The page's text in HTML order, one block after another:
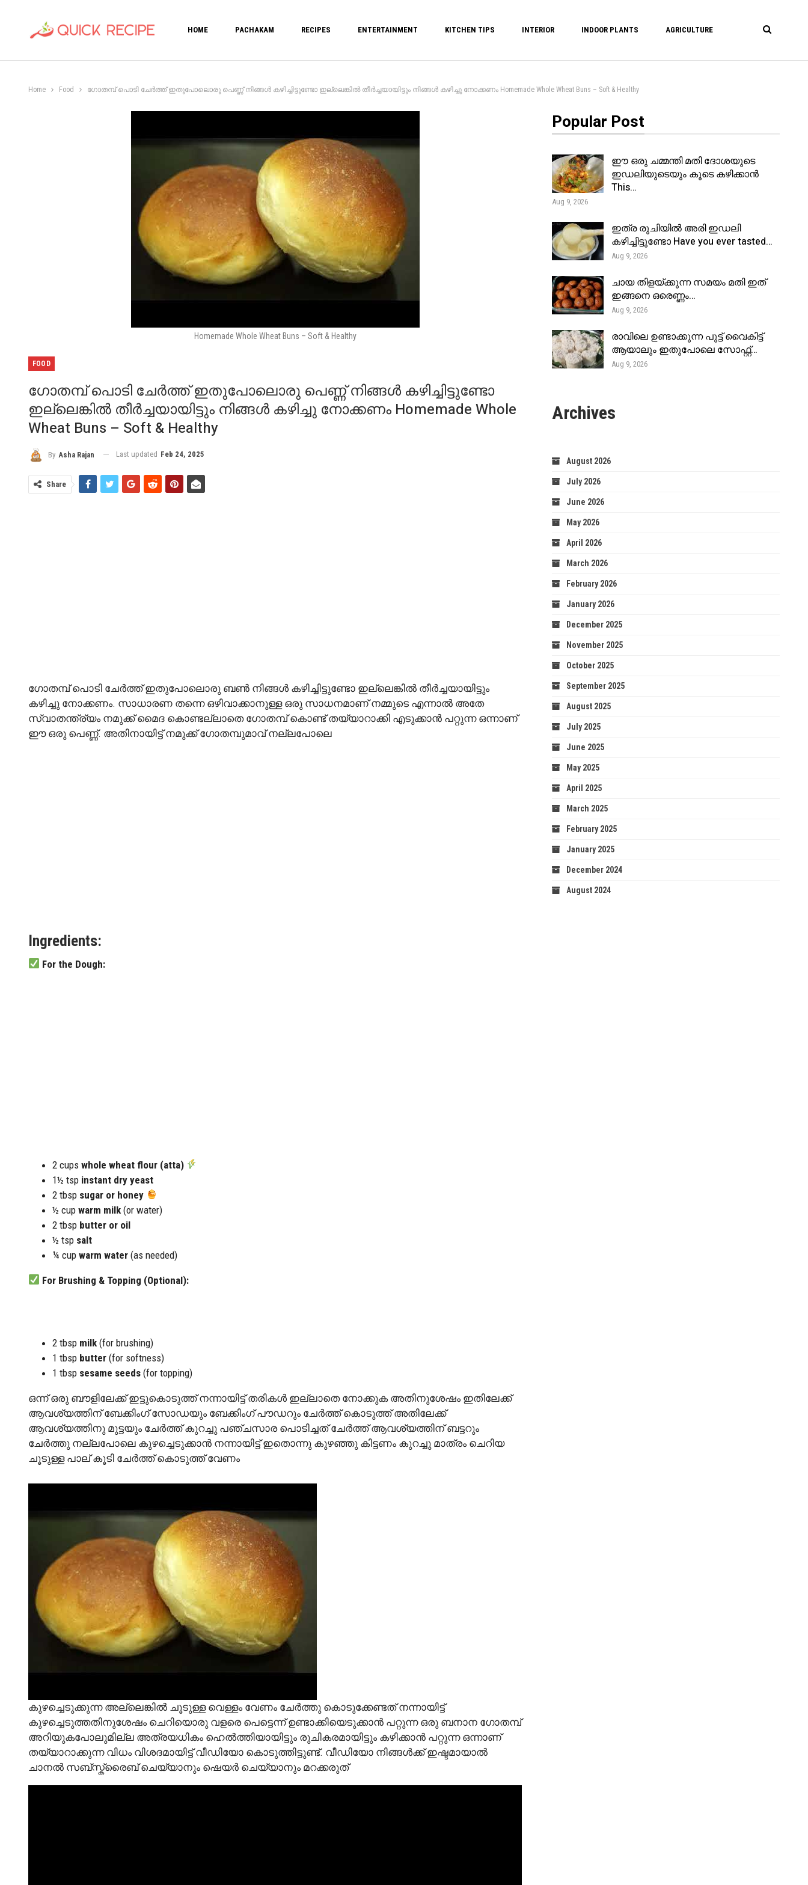
HOME PACHAKAM RECIPES ENTERTAINMENT KITCHEN TIPS INTERIOR INDOOR PLANTS AGRICULTURE
Home Food ഗോതമ്പ് പൊടി ചേർത്ത് ഇതുപോലൊരു പെണ്ണ് നിങ്ങൾ കഴിച്ചിട്ടുണ്ടോ ഇല്ലെങ്കിൽ തീർച്ചയായിട്ടും നിങ്ങൾ കഴിച്ചു നോക്കണം Homemade Whole Wheat Buns – Soft & Healthy
Homemade Whole Wheat Buns – Soft & Healthy
FOOD
ഗോതമ്പ് പൊടി ചേർത്ത് ഇതുപോലൊരു പെണ്ണ് നിങ്ങൾ കഴിച്ചിട്ടുണ്ടോ
ഇല്ലെങ്കിൽ തീർച്ചയായിട്ടും നിങ്ങൾ കഴിച്ചു നോക്കണം Homemade Whole
Wheat Buns – Soft & Healthy
By Asha Rajan Last updated Feb 24, 2025
Share
ഗോതമ്പ് പൊടി ചേർത്ത് ഇതുപോലൊരു ബൺ നിങ്ങൾ കഴിച്ചിട്ടുണ്ടോ ഇല്ലെങ്കിൽ തീർച്ചയായിട്ടും
കഴിച്ചു നോക്കണം. സാധാരണ തന്നെ ഒഴിവാക്കാനുള്ള ഒരു സാധനമാണ് നമ്മുടെ എന്നാൽ അതേ
സ്വാതന്ത്ര്യം നമുക്ക് മൈദ കൊണ്ടല്ലാതെ ഗോതമ്പ് കൊണ്ട് തയ്യാറാക്കി എടുക്കാൻ പറ്റുന്ന ഒന്നാണ്
ഈ ഒരു പെണ്ണ്. അതിനായിട്ട് നമുക്ക് ഗോതമ്പുമാവ് നല്ലപോലെ
Ingredients:
For the Dough:
2 cups whole wheat flour (atta)
1½ tsp instant dry yeast
2 tbsp sugar or honey
½ cup warm milk (or water)
2 tbsp butter or oil
½ tsp salt
¼ cup warm water (as needed)
For Brushing & Topping (Optional):
2 tbsp milk (for brushing)
1 tbsp butter (for softness)
1 tbsp sesame seeds (for topping)
ഒന്ന് ഒരു ബൗളിലേക്ക് ഇട്ടുകൊടുത്ത് നന്നായിട്ട് തരികൾ ഇല്ലാതെ നോക്കുക അതിനുശേഷം ഇതിലേക്ക്
ആവശ്യത്തിന് ബേക്കിംഗ് സോഡയും ബേക്കിംഗ് പൗഡറും ചേർത്ത് കൊടുത്ത് അതിലേക്ക്
ആവശ്യത്തിനു മുട്ടയും ചേർത്ത് കുറച്ചു പഞ്ചസാര പൊടിച്ചത് ചേർത്ത് ആവശ്യത്തിന് ബട്ടറും
ചേർത്തു നല്ലപോലെ കുഴച്ചെടുക്കാൻ നന്നായിട്ട് ഇതൊന്നു കുഴഞ്ഞു കിട്ടണം കുറച്ചു മാത്രം ചെറിയ
ചൂടുള്ള പാല് കൂടി ചേർത്ത് കൊടുത്ത് വേണം
കുഴച്ചെടുക്കുന്ന അല്ലെങ്കിൽ ചൂടുള്ള വെള്ളം വേണം ചേർത്തു കൊടുക്കേണ്ടത് നന്നായിട്ട്
കുഴച്ചെടുത്തതിനുശേഷം ചെറിയൊരു വളരെ പെട്ടെന്ന് ഉണ്ടാക്കിയെടുക്കാൻ പറ്റുന്ന ഒരു ബനാന ഗോതമ്പ്
അറിയുകപോലുമില്ല അത്രയധികം ഹെൽത്തിയായിട്ടും രുചികരമായിട്ടും കഴിക്കാൻ പറ്റുന്ന ഒന്നാണ്
തയ്യാറാക്കുന്ന വിധം വിശദമായിട്ട് വീഡിയോ കൊടുത്തിട്ടുണ്ട്. വീഡിയോ നിങ്ങൾക്ക് ഇഷ്ടമായാൽ
ചാനൽ സബ്സ്ക്രൈബ് ചെയ്യാനും ഷെയർ ചെയ്യാനും മറക്കരുത്
Popular Post
ഈ ഒരു ചമ്മന്തി മതി ദോശയുടെ
ഇഡലിയുടെയും കൂടെ കഴിക്കാൻ
This…
Aug 9, 2026
ഇത്ര രുചിയിൽ അരി ഇഡലി
കഴിച്ചിട്ടുണ്ടോ Have you ever tasted…
Aug 9, 2026
ചായ തിളയ്ക്കുന്ന സമയം മതി ഇത്
ഇങ്ങനെ ഒരെണ്ണം…
Aug 9, 2026
രാവിലെ ഉണ്ടാക്കുന്ന പുട്ട് വൈകിട്ട്
ആയാലും ഇതുപോലെ സോഫ്റ്റ്…
Aug 9, 2026
Archives
August 2026
July 2026
June 2026
May 2026
April 2026
March 2026
February 2026
January 2026
December 2025
November 2025
October 2025
September 2025
August 2025
July 2025
June 2025
May 2025
April 2025
March 2025
February 2025
January 2025
December 2024
August 2024